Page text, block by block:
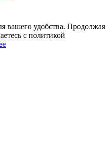
вашего удобства. Продолжая
с политикой